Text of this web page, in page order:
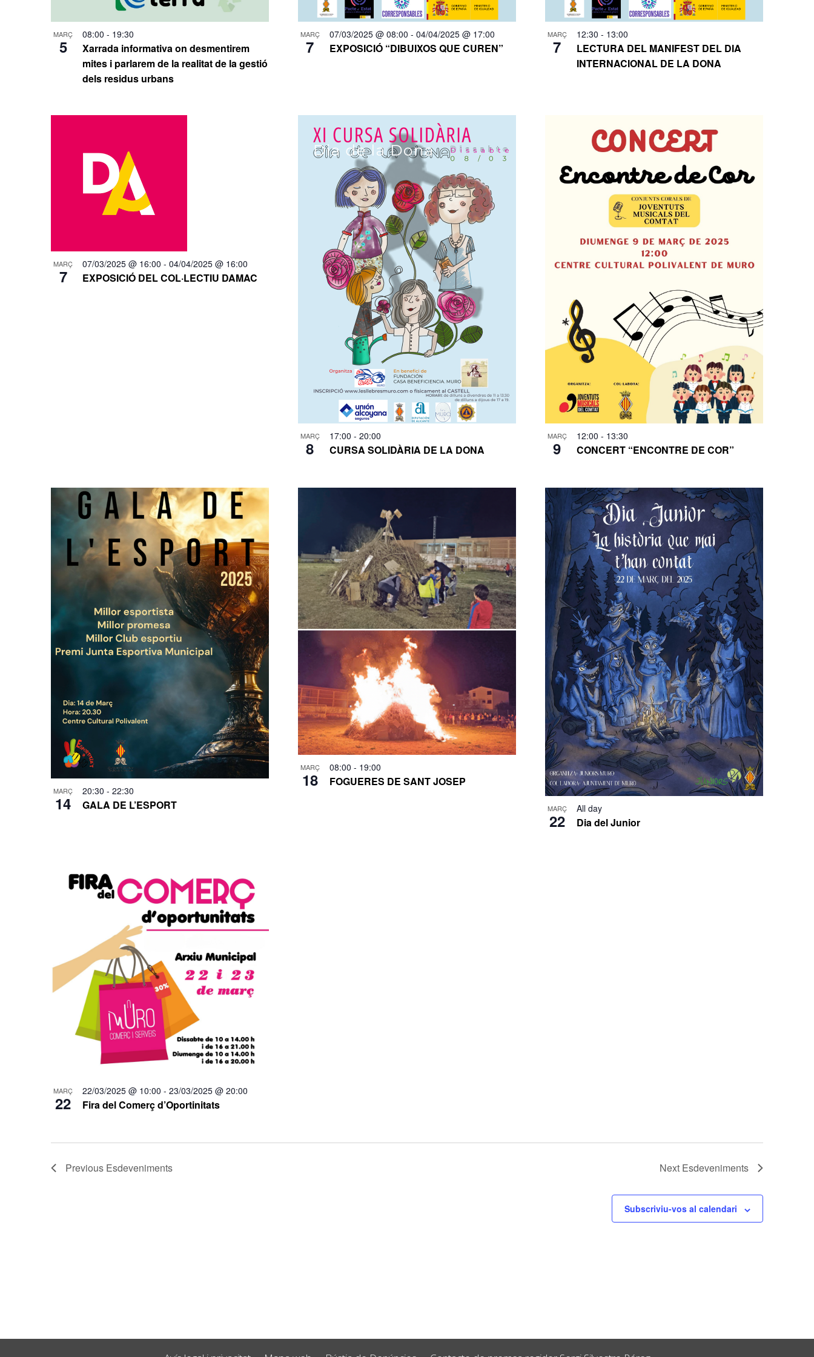
MARÇ
5
Xarrada informativa on desmentirem
mites i parlarem de la realitat de la gestió
dels residus urbans
08:00 - 19:30 MARÇ
7 EXPOSICIÓ “DIBUIXOS QUE CUREN”
07/03/2025 @ 08:00 - 04/04/2025 @ 17:00 MARÇ
7
LECTURA DEL MANIFEST DEL DIA
INTERNACIONAL DE LA DONA
12:30 - 13:00
MARÇ
7 EXPOSICIÓ DEL COL·LECTIU DAMAC
07/03/2025 @ 16:00 - 04/04/2025 @ 16:00
MARÇ
8 CURSA SOLIDÀRIA DE LA DONA
17:00 - 20:00 MARÇ
9 CONCERT “ENCONTRE DE COR”
12:00 - 13:30
MARÇ
14 GALA DE L’ESPORT
20:30 - 22:30
MARÇ
18 FOGUERES DE SANT JOSEP
08:00 - 19:00
MARÇ
22 Dia del Junior
All day
MARÇ
22 Fira del Comerç d’Oportinitats
22/03/2025 @ 10:00 - 23/03/2025 @ 20:00
Previous Esdeveniments Next Esdeveniments
Subscriviu-vos al calendari